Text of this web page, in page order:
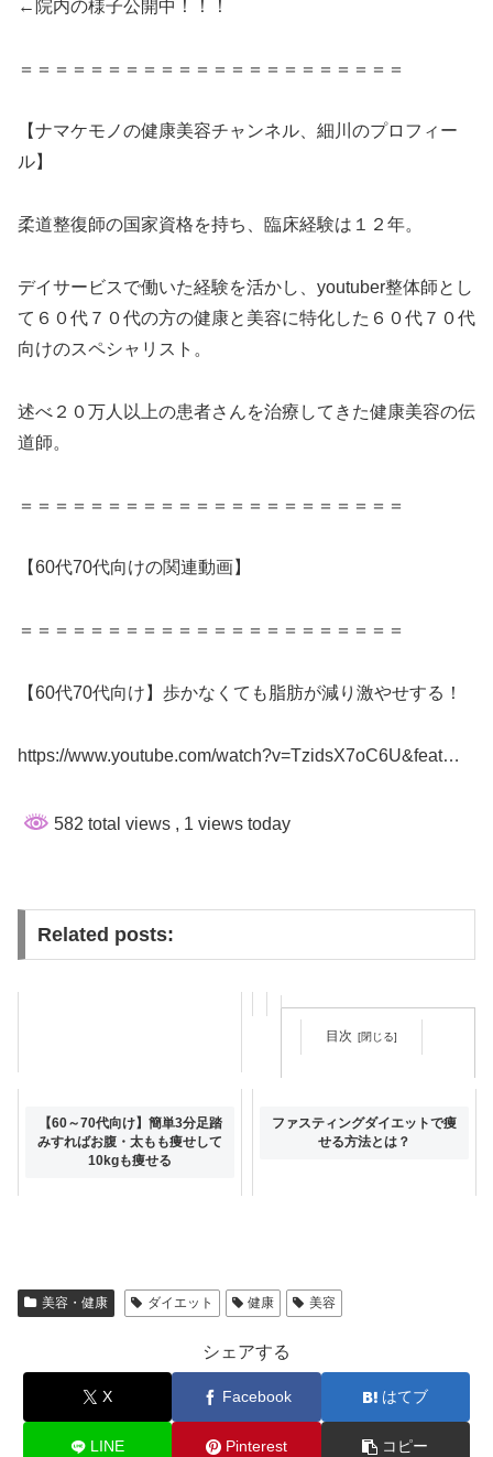
←院内の様子公開中！！！
＝＝＝＝＝＝＝＝＝＝＝＝＝＝＝＝＝＝＝＝＝＝
【ナマケモノの健康美容チャンネル、細川のプロフィー
ル】
柔道整復師の国家資格を持ち、臨床経験は１２年。
デイサービスで働いた経験を活かし、youtuber整体師とし
て６０代７０代の方の健康と美容に特化した６０代７０代
向けのスペシャリスト。
述べ２０万人以上の患者さんを治療してきた健康美容の伝
道師。
＝＝＝＝＝＝＝＝＝＝＝＝＝＝＝＝＝＝＝＝＝＝
【60代70代向けの関連動画】
＝＝＝＝＝＝＝＝＝＝＝＝＝＝＝＝＝＝＝＝＝＝
【60代70代向け】歩かなくても脂肪が減り激やせする！
https://www.youtube.com/watch?v=TzidsX7oC6U&feat…
582 total views , 1 views today
Related posts:
目次
ダイエット・減量中におすすめ
のコストコ商品6選を紹介【筋
【60～70代向け】簡単3分足踏
みすればお腹・太もも痩せして
10kgも痩せる
ファスティングダイエットで痩
せる方法とは？
美容・健康 ダイエット 健康 美容
シェアする
X Facebook はてブ
LINE Pinterest コピー